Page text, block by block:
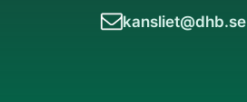
kansliet@dhb.se